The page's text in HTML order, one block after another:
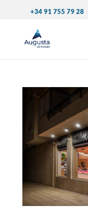
+34 91 755 79 28